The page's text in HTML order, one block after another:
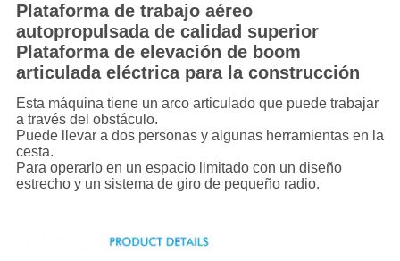
Plataforma de trabajo aéreo
autopropulsada de calidad superior
Plataforma de elevación de boom
articulada eléctrica para la construcción
Esta máquina tiene un arco articulado que puede trabajar
a través del obstáculo.
Puede llevar a dos personas y algunas herramientas en la
cesta.
Para operarlo en un espacio limitado con un diseño
estrecho y un sistema de giro de pequeño radio.